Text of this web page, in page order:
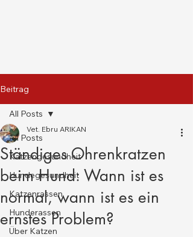
Beitrag
All Posts
Katzengesundheit
Hundegesundheit
Katzenrassen
Hunderassen
Über Katzen
All Posts
Ständiges Ohrenkratzen
beim Hund: Wann ist es
normal, wann ist es ein
ernstes Problem?
Vet. Ebru ARIKAN